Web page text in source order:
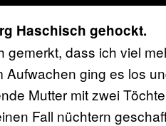
Haschisch gehockt.
dass ich viel
ging es los
Mutter mit zwei
Fall nüchtern